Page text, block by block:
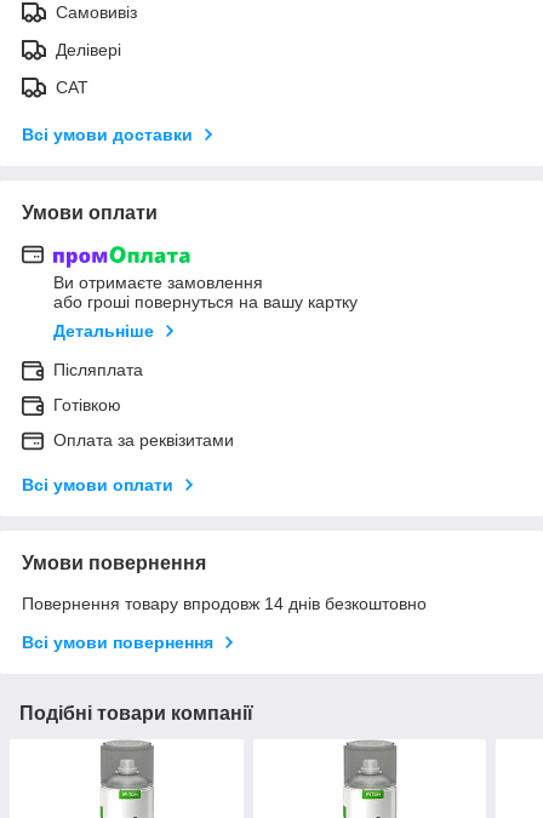
Самовивіз
Делівері
САТ
Всі умови доставки
Умови оплати
Ви отримаєте замовлення
або гроші повернуться на вашу картку
Детальніше
Післяплата
Готівкою
Оплата за реквізитами
Всі умови оплати
Умови повернення
Повернення товару впродовж 14 днів безкоштовно
Всі умови повернення
Подібні товари компанії